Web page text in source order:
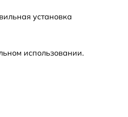
установка
использовании.